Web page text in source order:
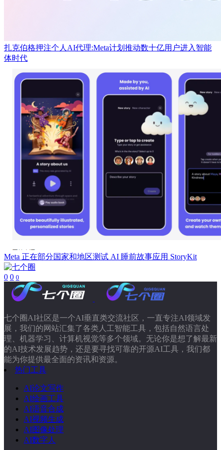
扎克伯格押注个人AI代理:Meta计划推动数十亿用户进入智能
体时代
Meta 正在部分国家和地区测试 AI 睡前故事应用 StoryKit
0 0 0
七个圈AI社区是一个AI垂直类交流社区，一直专注AI领域发
展，我们的网站汇集了各类人工智能工具，包括自然语言处
理、机器学习、计算机视觉等多个领域。无论你是想了解最新
的AI技术发展趋势，还是要寻找可靠的开源AI工具，我们都
能为你提供最全面的资讯和资源。
热门工具
AI论文写作
AI绘画工具
AI语音合成
AI视频生成
AI图像处理
AI数字人